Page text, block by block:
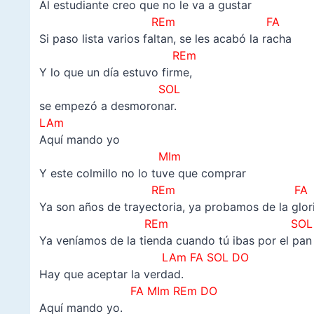
Al estudiante creo que no le va a gustar
REm FA
Si paso lista varios faltan, se les acabó la racha
REm
Y lo que un día estuvo firme,
SOL
se empezó a desmoronar.
LAm
Aquí mando yo
MIm
Y este colmillo no lo tuve que comprar
REm FA
Ya son años de trayectoria, ya probamos de la
REm SOL
Ya veníamos de la tienda cuando tú ibas por el pan
LAm FA SOL DO
Hay que aceptar la verdad.
FA MIm REm DO
Aquí mando yo.